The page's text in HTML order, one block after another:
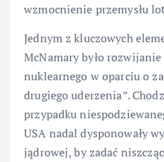
wzmocnienie przemysłu
Jednym z kluczowych
McNamary było
nuklearnego w oparciu o
drugiego uderzenia”.
przypadku
USA nadal dysponowały
jądrowej, by zadać